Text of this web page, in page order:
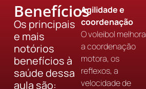
Benefícios
Os principais
e mais
notórios
benefícios à
saúde dessa
aula são:
Agilidade e
coordenação
O voleibol melhora
a coordenação
motora, os
reflexos, a
velocidade de